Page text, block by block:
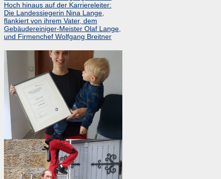
Hoch hinaus auf der Karriereleiter:
Die Landessiegerin Nina Lange,
flankiert von ihrem Vater, dem
Gebäudereiniger-Meister Olaf Lange,
und Firmenchef Wolfgang Breitner
Nina Lange, die Landessiegerin des
Jahres 2020, mit ihrem Sohn Fynn